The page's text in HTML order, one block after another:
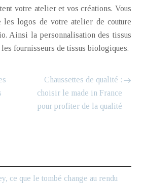
votre atelier et vos créations. Vous
les logos de votre atelier de couture
Ainsi la personnalisation des tissus
fournisseurs de tissus biologiques.
Chaussettes de qualité :
choisir le made in France
pour profiter de la qualité
ce que le tombé change au rendu